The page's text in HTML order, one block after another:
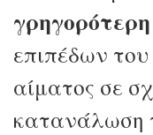
επιπέδων
αίματος σε
κατανάλωση